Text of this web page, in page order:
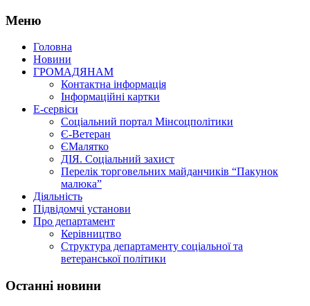
Меню
Головна
Новини
ГРОМАДЯНАМ
Контактна інформація
Інформаційні картки
Е-сервіси
Соціальний портал Мінсоцполітики
Є-Ветеран
ЄМалятко
ДІЯ. Соціальний захист
Перелік торговельних майданчиків “Пакунок
малюка”
Діяльність
Підвідомчі установи
Про департамент
Керівництво
Структура департаменту соціальної та
ветеранської політики
Останні новини